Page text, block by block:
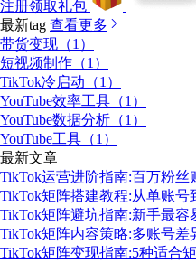
注册领取礼包
最新tag 查看更多
带货变现（1）
短视频制作（1）
TikTok冷启动（1）
YouTube效率工具（1）
YouTube数据分析（1）
YouTube工具（1）
最新文章
TikTok运营进阶指南:百万粉丝
TikTok矩阵搭建教程:从单账号
TikTok矩阵避坑指南:新手最容
TikTok矩阵内容策略:多账号差
TikTok矩阵变现指南:5种适合